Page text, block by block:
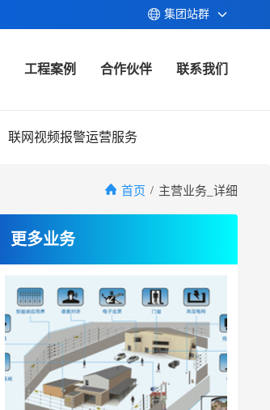
集团站群
工程案例 合作伙伴 联系我们
联网视频报警运营服务
首页 / 主营业务_详细
更多业务